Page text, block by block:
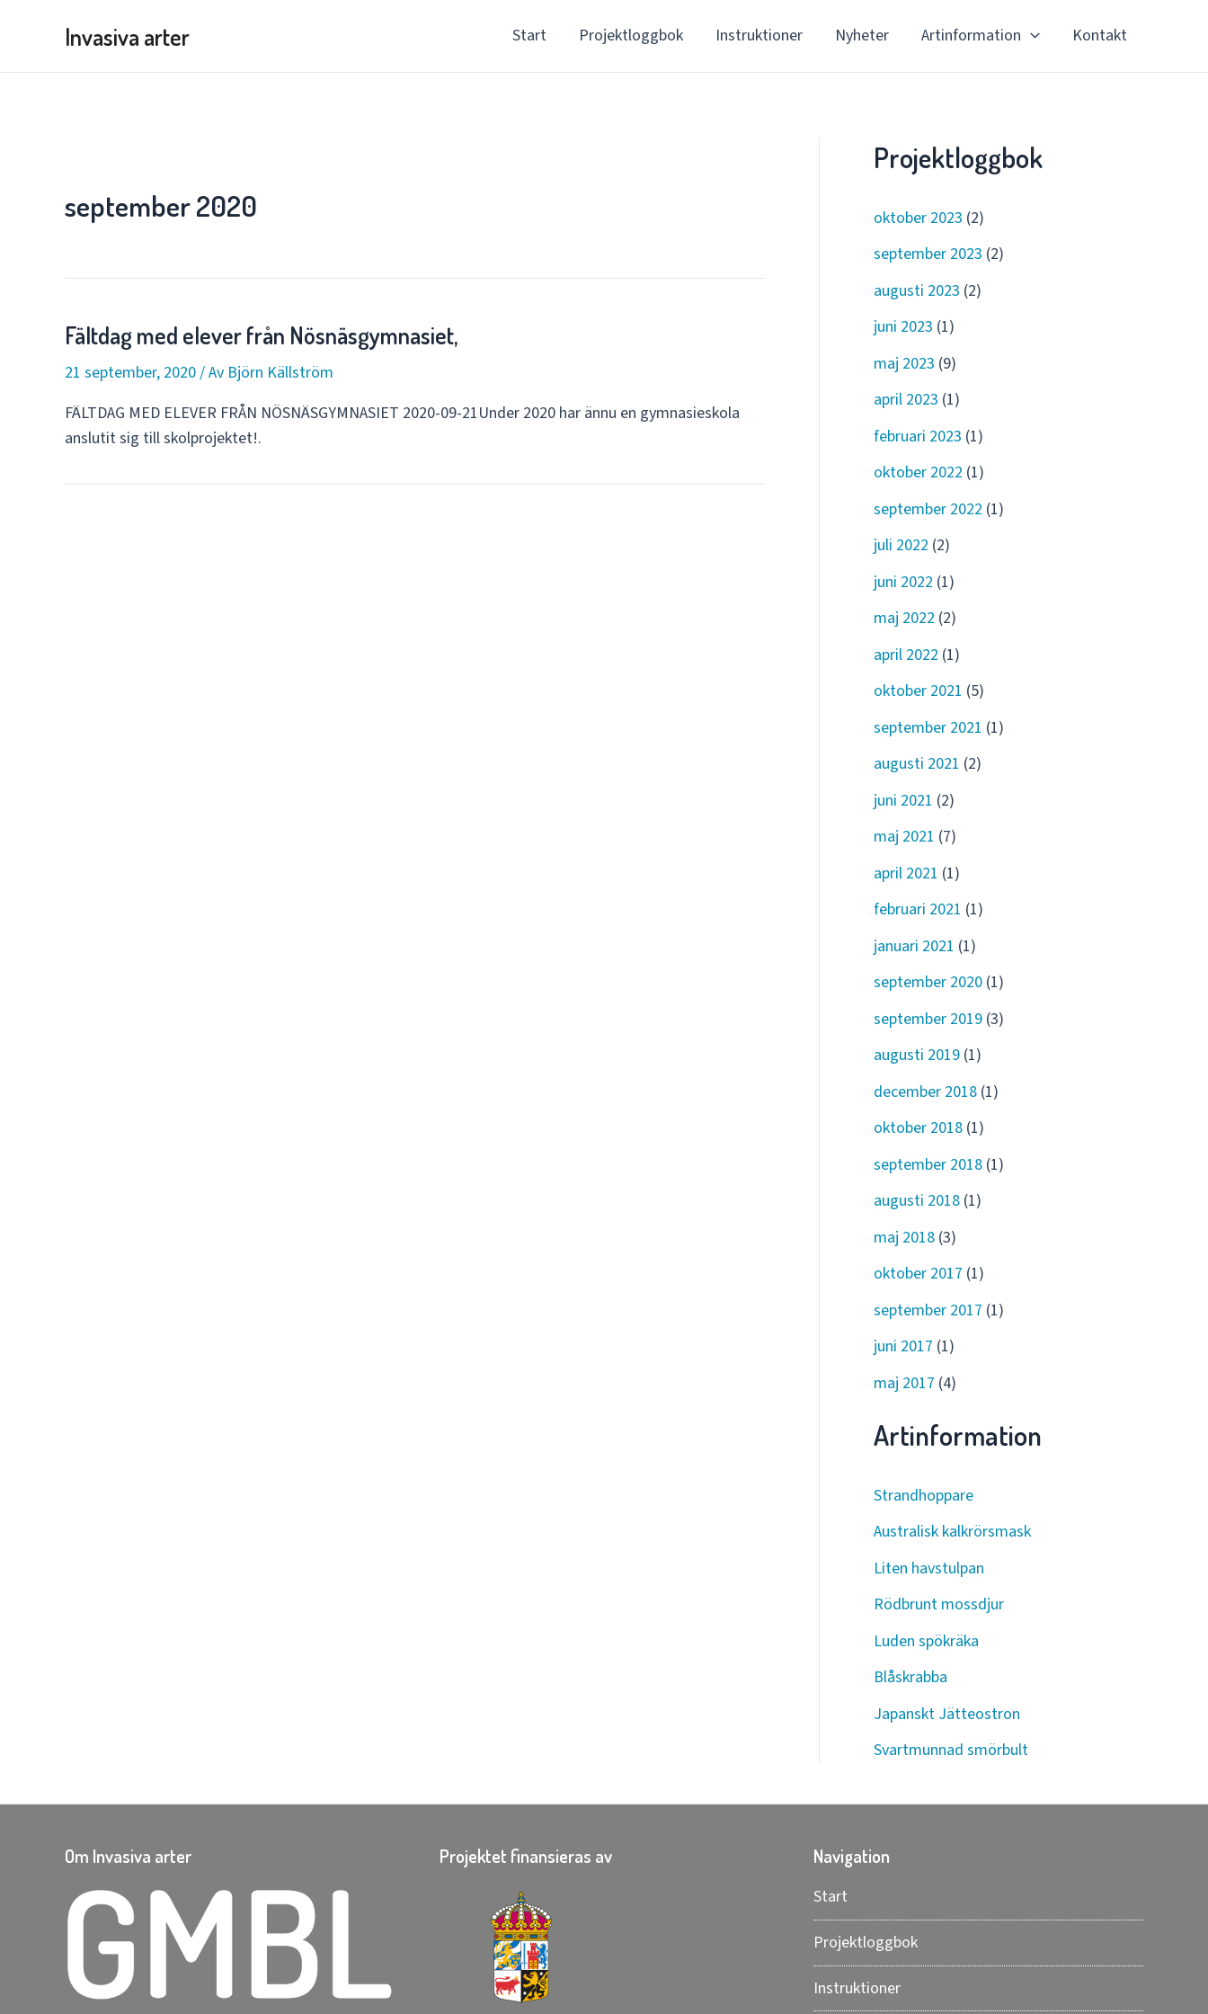
Invasiva arter Start Projektloggbok Instruktioner Nyheter Artinformation Kontakt
september 2020
Fältdag med elever från Nösnäsgymnasiet,
21 september, 2020/ Av Björn Källström
FÄLTDAG MED ELEVER FRÅN NÖSNÄSGYMNASIET 2020-09-21Under 2020 har ännu en gymnasieskola
anslutit sig till skolprojektet!.
Projektloggbok
oktober 2023 (2)
september 2023 (2)
augusti 2023 (2)
juni 2023 (1)
maj 2023 (9)
april 2023 (1)
februari 2023 (1)
oktober 2022 (1)
september 2022 (1)
juli 2022 (2)
juni 2022 (1)
maj 2022 (2)
april 2022 (1)
oktober 2021 (5)
september 2021 (1)
augusti 2021 (2)
juni 2021 (2)
maj 2021 (7)
april 2021 (1)
februari 2021 (1)
januari 2021 (1)
september 2020 (1)
september 2019 (3)
augusti 2019 (1)
december 2018 (1)
oktober 2018 (1)
september 2018 (1)
augusti 2018 (1)
maj 2018 (3)
oktober 2017 (1)
september 2017 (1)
juni 2017 (1)
maj 2017 (4)
Artinformation
Strandhoppare
Australisk kalkrörsmask
Liten havstulpan
Rödbrunt mossdjur
Luden spökräka
Blåskrabba
Japanskt Jätteostron
Svartmunnad smörbult
Om Invasiva arter Projektet finansieras av Navigation
Start
Projektloggbok
Instruktioner